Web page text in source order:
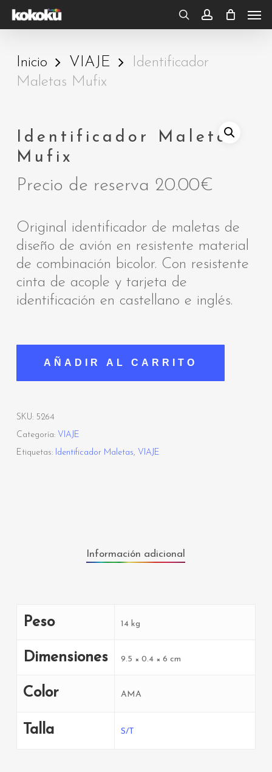
Skip
to
content
searchaccount
Inicio VIAJE
Identificador
Maletas Mufix
Identificador Maletas
Mufix
Precio de reserva 20.00€
Original identificador de maletas de
diseño de avión en resistente material
de combinación bicolor. Con resistente
cinta de acople y tarjeta de
identificación en castellano e inglés.
AÑADIR AL CARRITO
SKU: 5264
Categoría: VIAJE
Etiquetas: Identificador Maletas, VIAJE
Información adicional
Peso 14 kg
Dimensiones 9.5 × 0.4 × 6 cm
Color AMA
Talla S/T